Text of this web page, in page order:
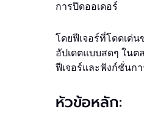
การปิดออเดอร์
โดยฟีเจอร์ที่โดดเด่
อัปเดตแบบสดๆ ในต
ฟีเจอร์และฟังก์ชั่นก
หัวข้อหลัก: